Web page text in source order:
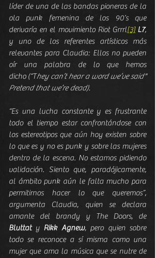
líder de una de las bandas pioneras de la
ola punk femenina de los 90’s que
derivaría en el movimiento Riot Grrrl[3] L7,
y uno de los referentes artísticos más
relevantes para Claudia: Ellos no pueden
oír una palabra de lo que hemos
dicho (“They can’t hear a word we’ve said"
Pretend that we’re dead).
“Es una lucha constante y es frustrante
todo el tiempo estar confrontándose con
los estereotipos que aún hoy existen sobre
lo que es y no es punk y sobre las mujeres
dentro de la escena. No estamos pidiendo
validación. Siento que, paradójicamente,
al ámbito punk aún le falta mucho para
permitirnos hacer lo que queremos”,
argumenta Claudia, quien se declara
amante del brandy y The Doors, de
Bluttat y Rikk Agnew, pero quien sobre
todo se reconoce a sí misma como una
mujer que ama la música que se nutre de